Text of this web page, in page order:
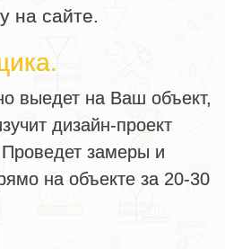
на сайте.
выедет на Ваш объект,
дизайн-проект
замеры и
на объекте за 20-30